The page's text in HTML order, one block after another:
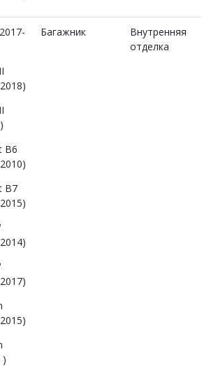
B6
B7
)
Багажник
Внутренняя
отделка